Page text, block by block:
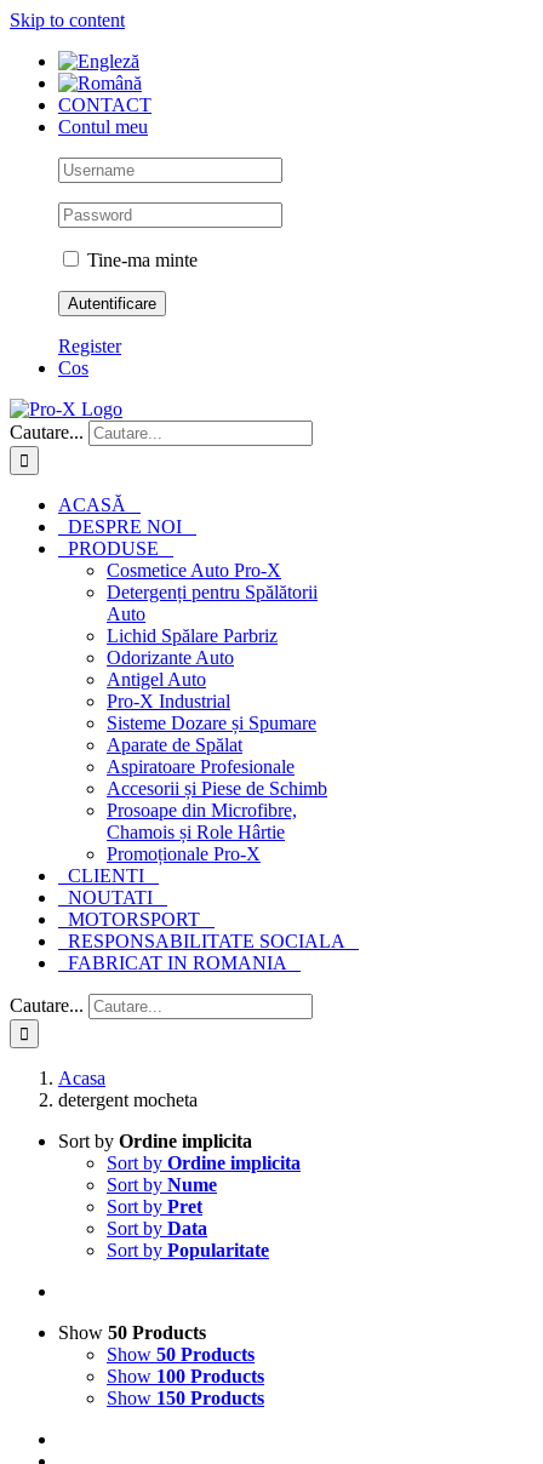
Skip to content
CONTACT
Contul meu
Tine-ma minte
Register
Cos
Cautare...
ACASĂ
DESPRE NOI
PRODUSE
Cosmetice Auto Pro-X
Detergenți pentru Spălătorii
Auto
Lichid Spălare Parbriz
Odorizante Auto
Antigel Auto
Pro-X Industrial
Sisteme Dozare și Spumare
Aparate de Spălat
Aspiratoare Profesionale
Accesorii și Piese de Schimb
Prosoape din Microfibre,
Chamois și Role Hârtie
Promoționale Pro-X
CLIENTI
NOUTATI
MOTORSPORT
RESPONSABILITATE SOCIALA
FABRICAT IN ROMANIA
Cautare...
Acasa
detergent mocheta
Sort by Ordine implicita
Sort by Ordine implicita
Sort by Nume
Sort by Pret
Sort by Data
Sort by Popularitate
Show 50 Products
Show 50 Products
Show 100 Products
Show 150 Products